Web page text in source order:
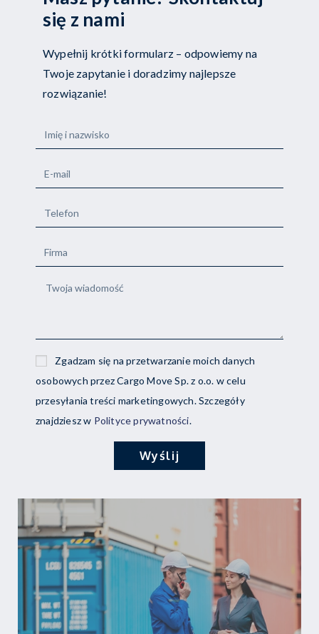
się z nami
Wypełnij krótki formularz – odpowiemy na
Twoje zapytanie i doradzimy najlepsze
rozwiązanie!
Zgadzam się na przetwarzanie moich danych
osobowych przez Cargo Move Sp. z o.o. w celu
przesyłania treści marketingowych. Szczegóły
znajdziesz w Polityce prywatności.
Wyślij